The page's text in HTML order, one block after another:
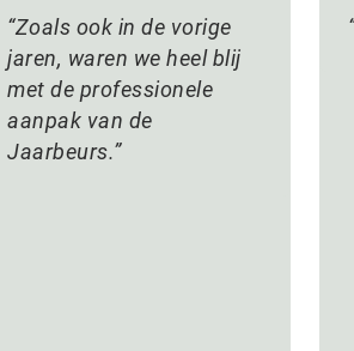
Zoals ook in de vorige
jaren, waren we heel blij
met de professionele
aanpak van de
Jaarbeurs.